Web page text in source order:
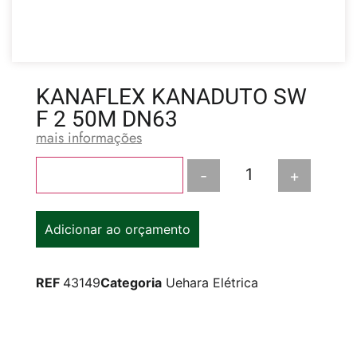
KANAFLEX KANADUTO SW
F 2 50M DN63
mais informações
- +
Adicionar ao orçamento
REF 43149Categoria Uehara Elétrica